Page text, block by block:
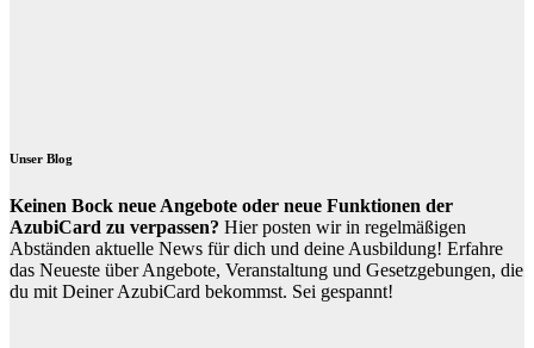
Unser Blog
Keinen Bock neue Angebote oder neue Funktionen der
AzubiCard zu verpassen? Hier posten wir in regelmäßigen
Abständen aktuelle News für dich und deine Ausbildung! Erfahre
das Neueste über Angebote, Veranstaltung und Gesetzgebungen, die
du mit Deiner AzubiCard bekommst. Sei gespannt!